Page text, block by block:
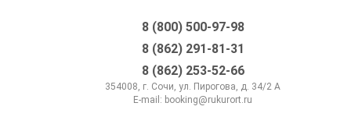
8 (800) 500-97-98
8 (862) 291-81-31
8 (862) 253-52-66
354008, г. Сочи, ул. Пирогова, д. 34/2 А
E-mail: booking@rukurort.ru